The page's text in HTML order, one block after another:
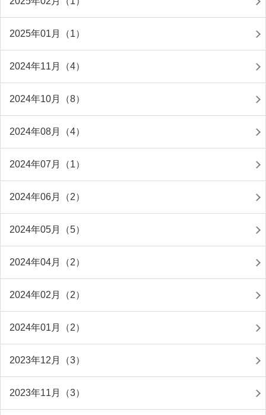
2025年01月（1）
2024年11月（4）
2024年10月（8）
2024年08月（4）
2024年07月（1）
2024年06月（2）
2024年05月（5）
2024年04月（2）
2024年02月（2）
2024年01月（2）
2023年12月（3）
2023年11月（3）